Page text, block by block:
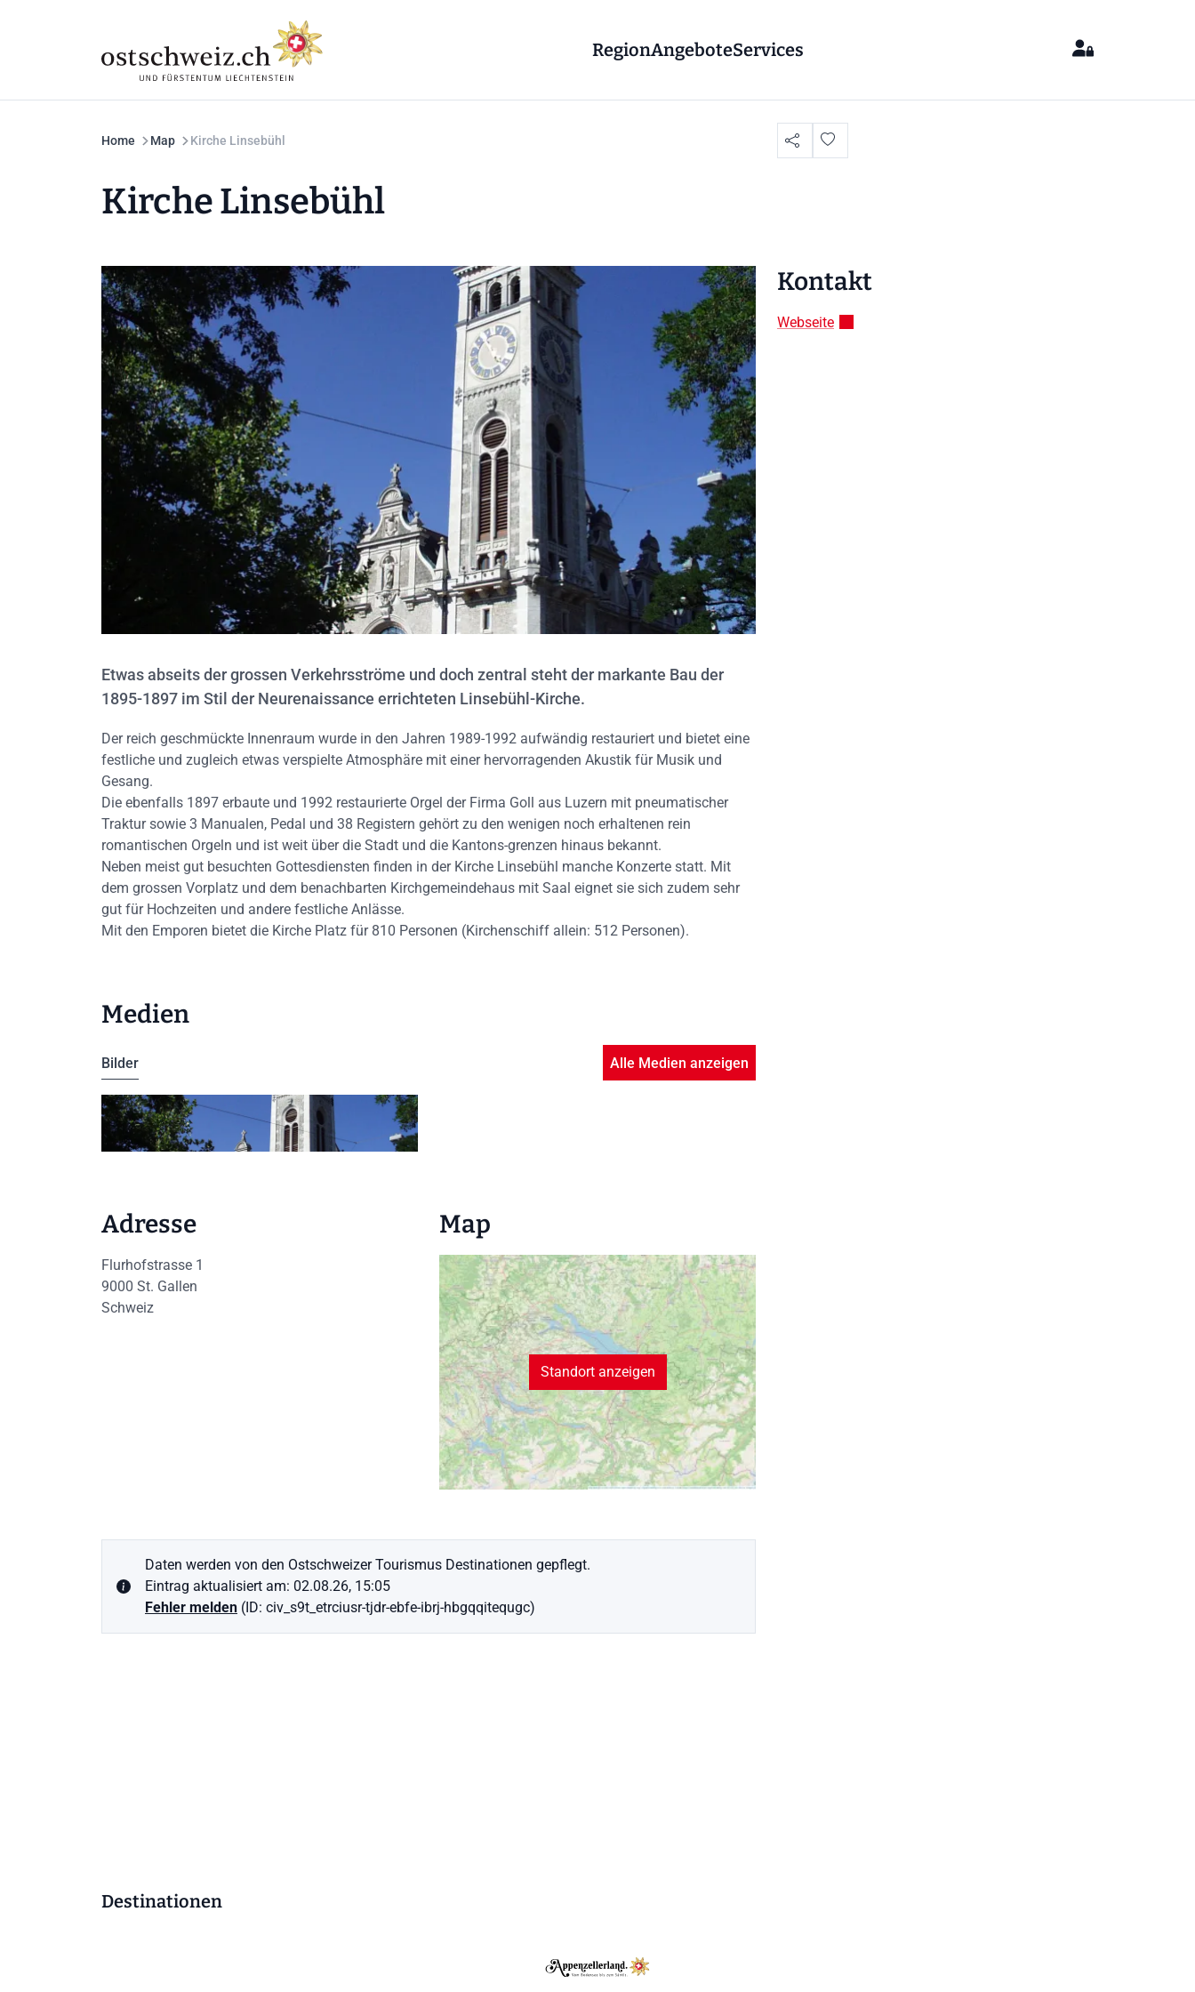
RegionAngeboteServices
Home Map Kirche Linsebühl
Kirche Linsebühl
Etwas abseits der grossen Verkehrsströme und doch zentral steht der markante Bau der
1895-1897 im Stil der Neurenaissance errichteten Linsebühl-Kirche.
Der reich geschmückte Innenraum wurde in den Jahren 1989-1992 aufwändig restauriert und bietet eine
festliche und zugleich etwas verspielte Atmosphäre mit einer hervorragenden Akustik für Musik und
Gesang.
Die ebenfalls 1897 erbaute und 1992 restaurierte Orgel der Firma Goll aus Luzern mit pneumatischer
Traktur sowie 3 Manualen, Pedal und 38 Registern gehört zu den wenigen noch erhaltenen rein
romantischen Orgeln und ist weit über die Stadt und die Kantons-grenzen hinaus bekannt.
Neben meist gut besuchten Gottesdiensten finden in der Kirche Linsebühl manche Konzerte statt. Mit
dem grossen Vorplatz und dem benachbarten Kirchgemeindehaus mit Saal eignet sie sich zudem sehr
gut für Hochzeiten und andere festliche Anlässe.
Mit den Emporen bietet die Kirche Platz für 810 Personen (Kirchenschiff allein: 512 Personen).
Medien
Bilder Alle Medien anzeigen
Adresse
Flurhofstrasse 1
9000 St. Gallen
Schweiz
Map
Standort anzeigen
Daten werden von den Ostschweizer Tourismus Destinationen gepflegt.
Eintrag aktualisiert am: 02.08.26, 15:05
Fehler melden (ID: civ_s9t_etrciusr-tjdr-ebfe-ibrj-hbgqqitequgc)
Kontakt
Webseite
Destinationen